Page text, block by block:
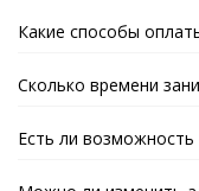
Какие способы
Сколько времени
Есть ли